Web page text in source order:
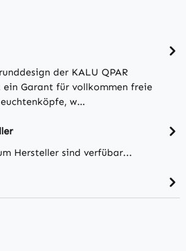
der KALU QPAR
ein Garant für vollkommen freie
w…
Hersteller sind verfübar...